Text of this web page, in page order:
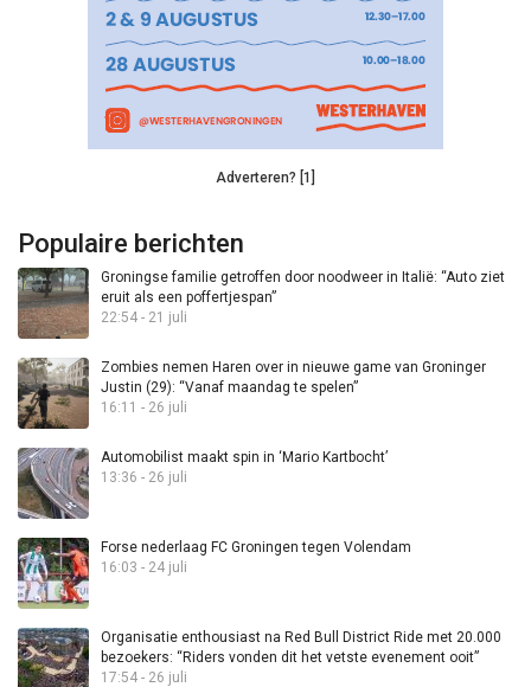
Adverteren? [1]
Populaire berichten
Groningse familie getroffen door noodweer in Italië: “Auto ziet
eruit als een poffertjespan”
22:54 - 21 juli
Zombies nemen Haren over in nieuwe game van Groninger
Justin (29): “Vanaf maandag te spelen”
16:11 - 26 juli
Automobilist maakt spin in ‘Mario Kartbocht’
13:36 - 26 juli
Forse nederlaag FC Groningen tegen Volendam
16:03 - 24 juli
Organisatie enthousiast na Red Bull District Ride met 20.000
bezoekers: “Riders vonden dit het vetste evenement ooit”
17:54 - 26 juli